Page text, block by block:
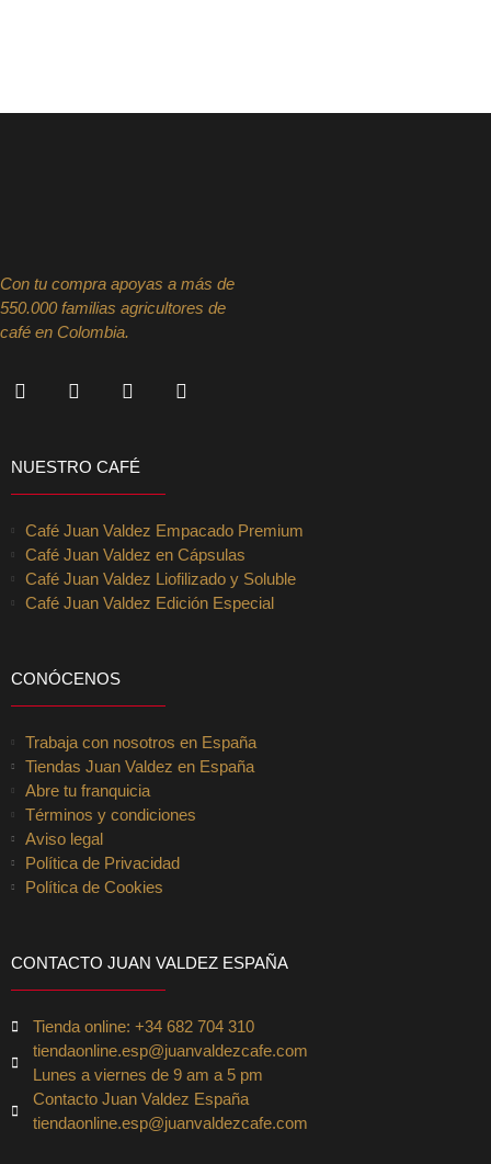
Con tu compra apoyas a más de
550.000 familias agricultores de
café en Colombia.
NUESTRO CAFÉ
Café Juan Valdez Empacado Premium
Café Juan Valdez en Cápsulas
Café Juan Valdez Liofilizado y Soluble
Café Juan Valdez Edición Especial
CONÓCENOS
Trabaja con nosotros en España
Tiendas Juan Valdez en España
Abre tu franquicia
Términos y condiciones
Aviso legal
Política de Privacidad
Política de Cookies
CONTACTO JUAN VALDEZ ESPAÑA
Tienda online: +34 682 704 310
tiendaonline.esp@juanvaldezcafe.com
Lunes a viernes de 9 am a 5 pm
Contacto Juan Valdez España
tiendaonline.esp@juanvaldezcafe.com